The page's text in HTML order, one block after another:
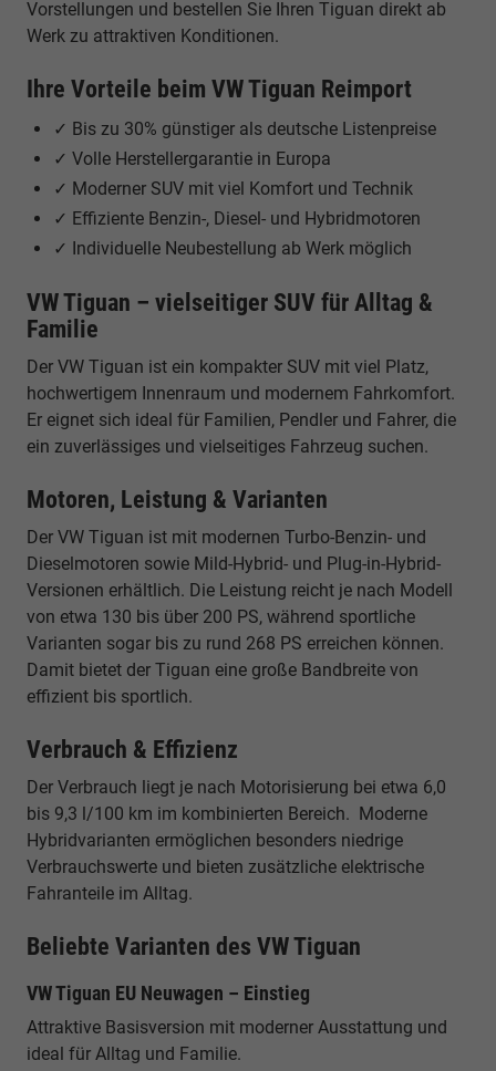
Vorstellungen und bestellen Sie Ihren Tiguan direkt ab
Werk zu attraktiven Konditionen.
Ihre Vorteile beim VW Tiguan Reimport
✓ Bis zu 30% günstiger als deutsche Listenpreise
✓ Volle Herstellergarantie in Europa
✓ Moderner SUV mit viel Komfort und Technik
✓ Effiziente Benzin-, Diesel- und Hybridmotoren
✓ Individuelle Neubestellung ab Werk möglich
VW Tiguan – vielseitiger SUV für Alltag &
Familie
Der VW Tiguan ist ein kompakter SUV mit viel Platz,
hochwertigem Innenraum und modernem Fahrkomfort.
Er eignet sich ideal für Familien, Pendler und Fahrer, die
ein zuverlässiges und vielseitiges Fahrzeug suchen.
Motoren, Leistung & Varianten
Der VW Tiguan ist mit modernen Turbo-Benzin- und
Dieselmotoren sowie Mild-Hybrid- und Plug-in-Hybrid-
Versionen erhältlich. Die Leistung reicht je nach Modell
von etwa 130 bis über 200 PS, während sportliche
Varianten sogar bis zu rund 268 PS erreichen können.
Damit bietet der Tiguan eine große Bandbreite von
effizient bis sportlich.
Verbrauch & Effizienz
Der Verbrauch liegt je nach Motorisierung bei etwa 6,0
bis 9,3 l/100 km im kombinierten Bereich. Moderne
Hybridvarianten ermöglichen besonders niedrige
Verbrauchswerte und bieten zusätzliche elektrische
Fahranteile im Alltag.
Beliebte Varianten des VW Tiguan
VW Tiguan EU Neuwagen – Einstieg
Attraktive Basisversion mit moderner Ausstattung und
ideal für Alltag und Familie.